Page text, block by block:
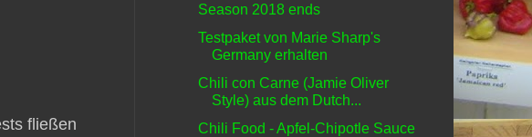
fließen
Season 2018 ends
Testpaket von Marie Sharp's
Germany erhalten
Chili con Carne (Jamie Oliver
Style) aus dem Dutch...
Chili Food - Apfel-Chipotle Sauce